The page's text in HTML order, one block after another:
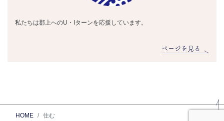
私たちは郡上へのU・Iターンを応援しています。
ページを見る
HOME 住む